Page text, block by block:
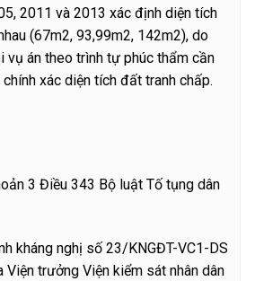
2011 và 2013 xác định diện tích
(67m2, 93,99m2, 142m2), do
vụ án theo trình tự phúc thẩm cần
xác diện tích đất tranh chấp.
3 Điều 343 Bộ luật Tố tụng dân
kháng nghị số 23/KNGĐT-VC1-DS
trưởng Viện kiểm sát nhân dân